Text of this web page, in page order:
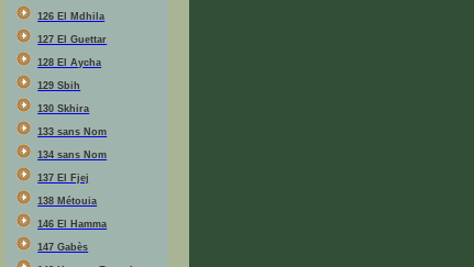
126 El Mdhila
127 El Guettar
128 El Aycha
129 Sbih
130 Skhira
133 sans Nom
134 sans Nom
137 El Fjej
138 Métouia
146 El Hamma
147 Gabès